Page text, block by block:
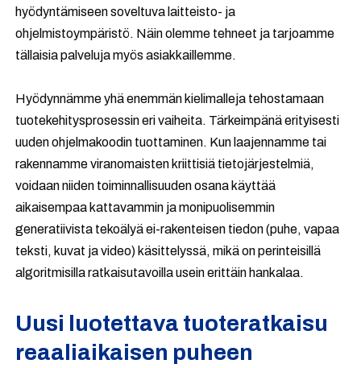
hyödyntämiseen soveltuva laitteisto- ja
ohjelmistoympäristö. Näin olemme tehneet ja tarjoamme
tällaisia palveluja myös asiakkaillemme.
Hyödynnämme yhä enemmän kielimalleja tehostamaan
tuotekehitysprosessin eri vaiheita. Tärkeimpänä erityisesti
uuden ohjelmakoodin tuottaminen. Kun laajennamme tai
rakennamme viranomaisten kriittisiä tietojärjestelmiä,
voidaan niiden toiminnallisuuden osana käyttää
aikaisempaa kattavammin ja monipuolisemmin
generatiivista tekoälyä ei-rakenteisen tiedon (puhe, vapaa
teksti, kuvat ja video) käsittelyssä, mikä on perinteisillä
algoritmisilla ratkaisutavoilla usein erittäin hankalaa.
Uusi luotettava tuoteratkaisu
reaaliaikaisen puheen